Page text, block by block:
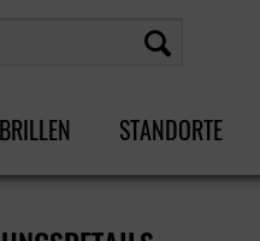
STANDORTE